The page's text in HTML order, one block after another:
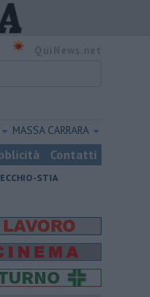
MASSA CARRARA
Contatti
STIA